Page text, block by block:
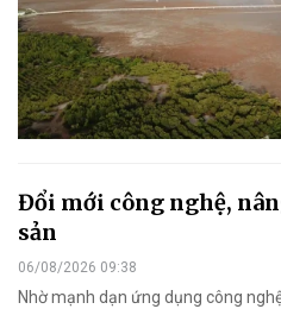
Đổi mới công nghệ,
sản
06/08/2026 09:38
Nhờ mạnh dạn ứng dụng công